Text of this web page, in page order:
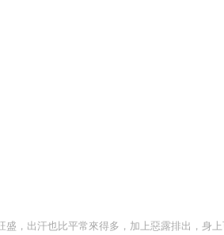
，出汗也比平常來得多，加上惡露排出，身